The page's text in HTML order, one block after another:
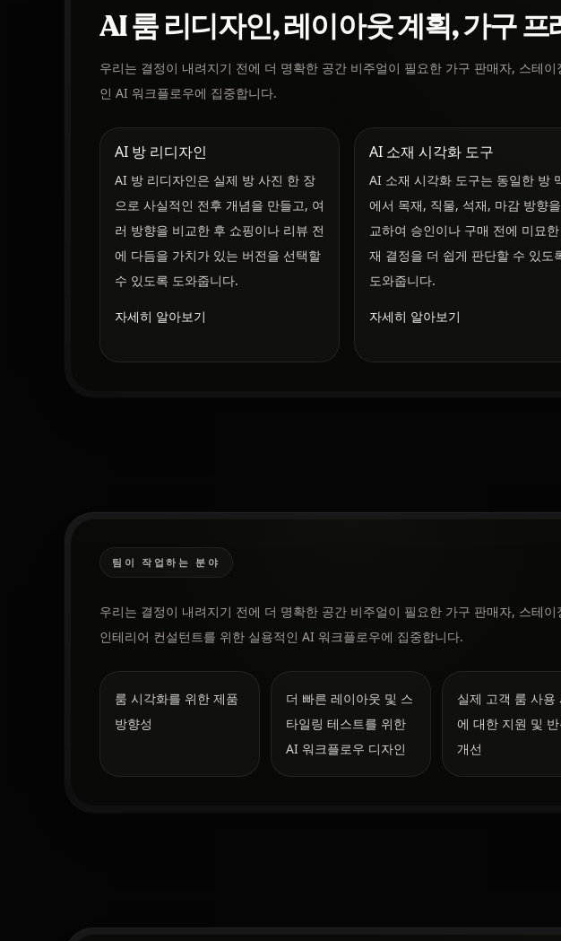
AI 룸 리디자인, 레이아웃 계획, 가구
우리는 결정이 내려지기 전에 더 명확한 공간 비주얼이 필요한 가구 판매자, 스테
인 AI 워크플로우에 집중합니다.
AI 방 리디자인
AI 방 리디자인은 실제 방 사진 한 장
으로 사실적인 전후 개념을 만들고, 여
러 방향을 비교한 후 쇼핑이나 리뷰 전
에 다듬을 가치가 있는 버전을 선택할
수 있도록 도와줍니다.
자세히 알아보기
AI 소재 시각화 도구
AI 소재 시각화 도구는 동일한 방
에서 목재, 직물, 석재, 마감 방향
교하여 승인이나 구매 전에 미묘
재 결정을 더 쉽게 판단할 수 있도
도와줍니다.
자세히 알아보기
팀이 작업하는 분야
우리는 결정이 내려지기 전에 더 명확한 공간 비주얼이 필요한 가구 판매자, 스테이
인테리어 컨설턴트를 위한 실용적인 AI 워크플로우에 집중합니다.
룸 시각화를 위한 제품
방향성
더 빠른 레이아웃 및 스
타일링 테스트를 위한
AI 워크플로우 디자인
실제 고객 룸 사용
에 대한 지원 및
개선